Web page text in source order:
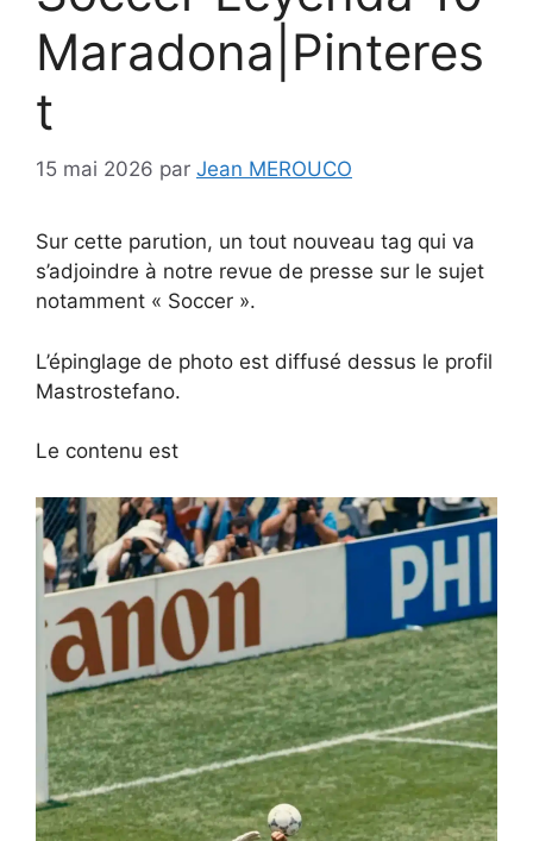
Maradona|Pinteres
t
15 mai 2026 par Jean MEROUCO
Sur cette parution, un tout nouveau tag qui va
s’adjoindre à notre revue de presse sur le sujet
notamment « Soccer ».
L’épinglage de photo est diffusé dessus le profil
Mastrostefano.
Le contenu est